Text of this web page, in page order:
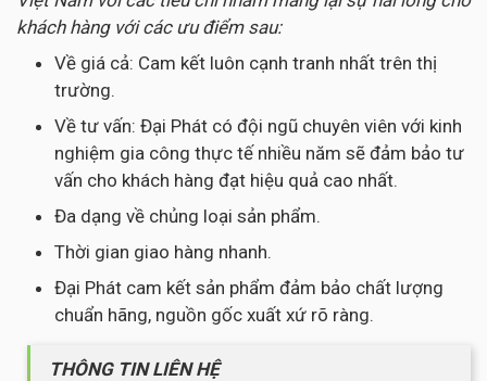
khách hàng với các ưu điểm sau:
Về giá cả: Cam kết luôn cạnh tranh nhất trên thị
trường.
Về tư vấn: Đại Phát có đội ngũ chuyên viên với kinh
nghiệm gia công thực tế nhiều năm sẽ đảm bảo tư
vấn cho khách hàng đạt hiệu quả cao nhất.
Đa dạng về chủng loại sản phẩm.
Thời gian giao hàng nhanh.
Đại Phát cam kết sản phẩm đảm bảo chất lượng
chuẩn hãng, nguồn gốc xuất xứ rõ ràng.
THÔNG TIN LIÊN HỆ